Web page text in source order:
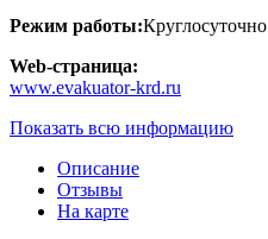
Режим работы:Круглосуточно
Web-страница:
www.evakuator-krd.ru
Показать всю информацию
Описание
Отзывы
На карте